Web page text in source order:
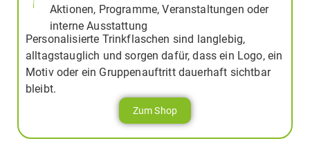
Aktionen, Programme, Veranstaltungen oder
interne Ausstattung
Personalisierte Trinkflaschen sind langlebig,
alltagstauglich und sorgen dafür, dass ein Logo, ein
Motiv oder ein Gruppenauftritt dauerhaft sichtbar
bleibt.
Zum Shop